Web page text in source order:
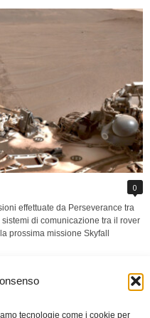
tecnologie come i cookie per
0
effettuate da Perseverance tra
di comunicazione tra il rover
prossima missione Skyfall